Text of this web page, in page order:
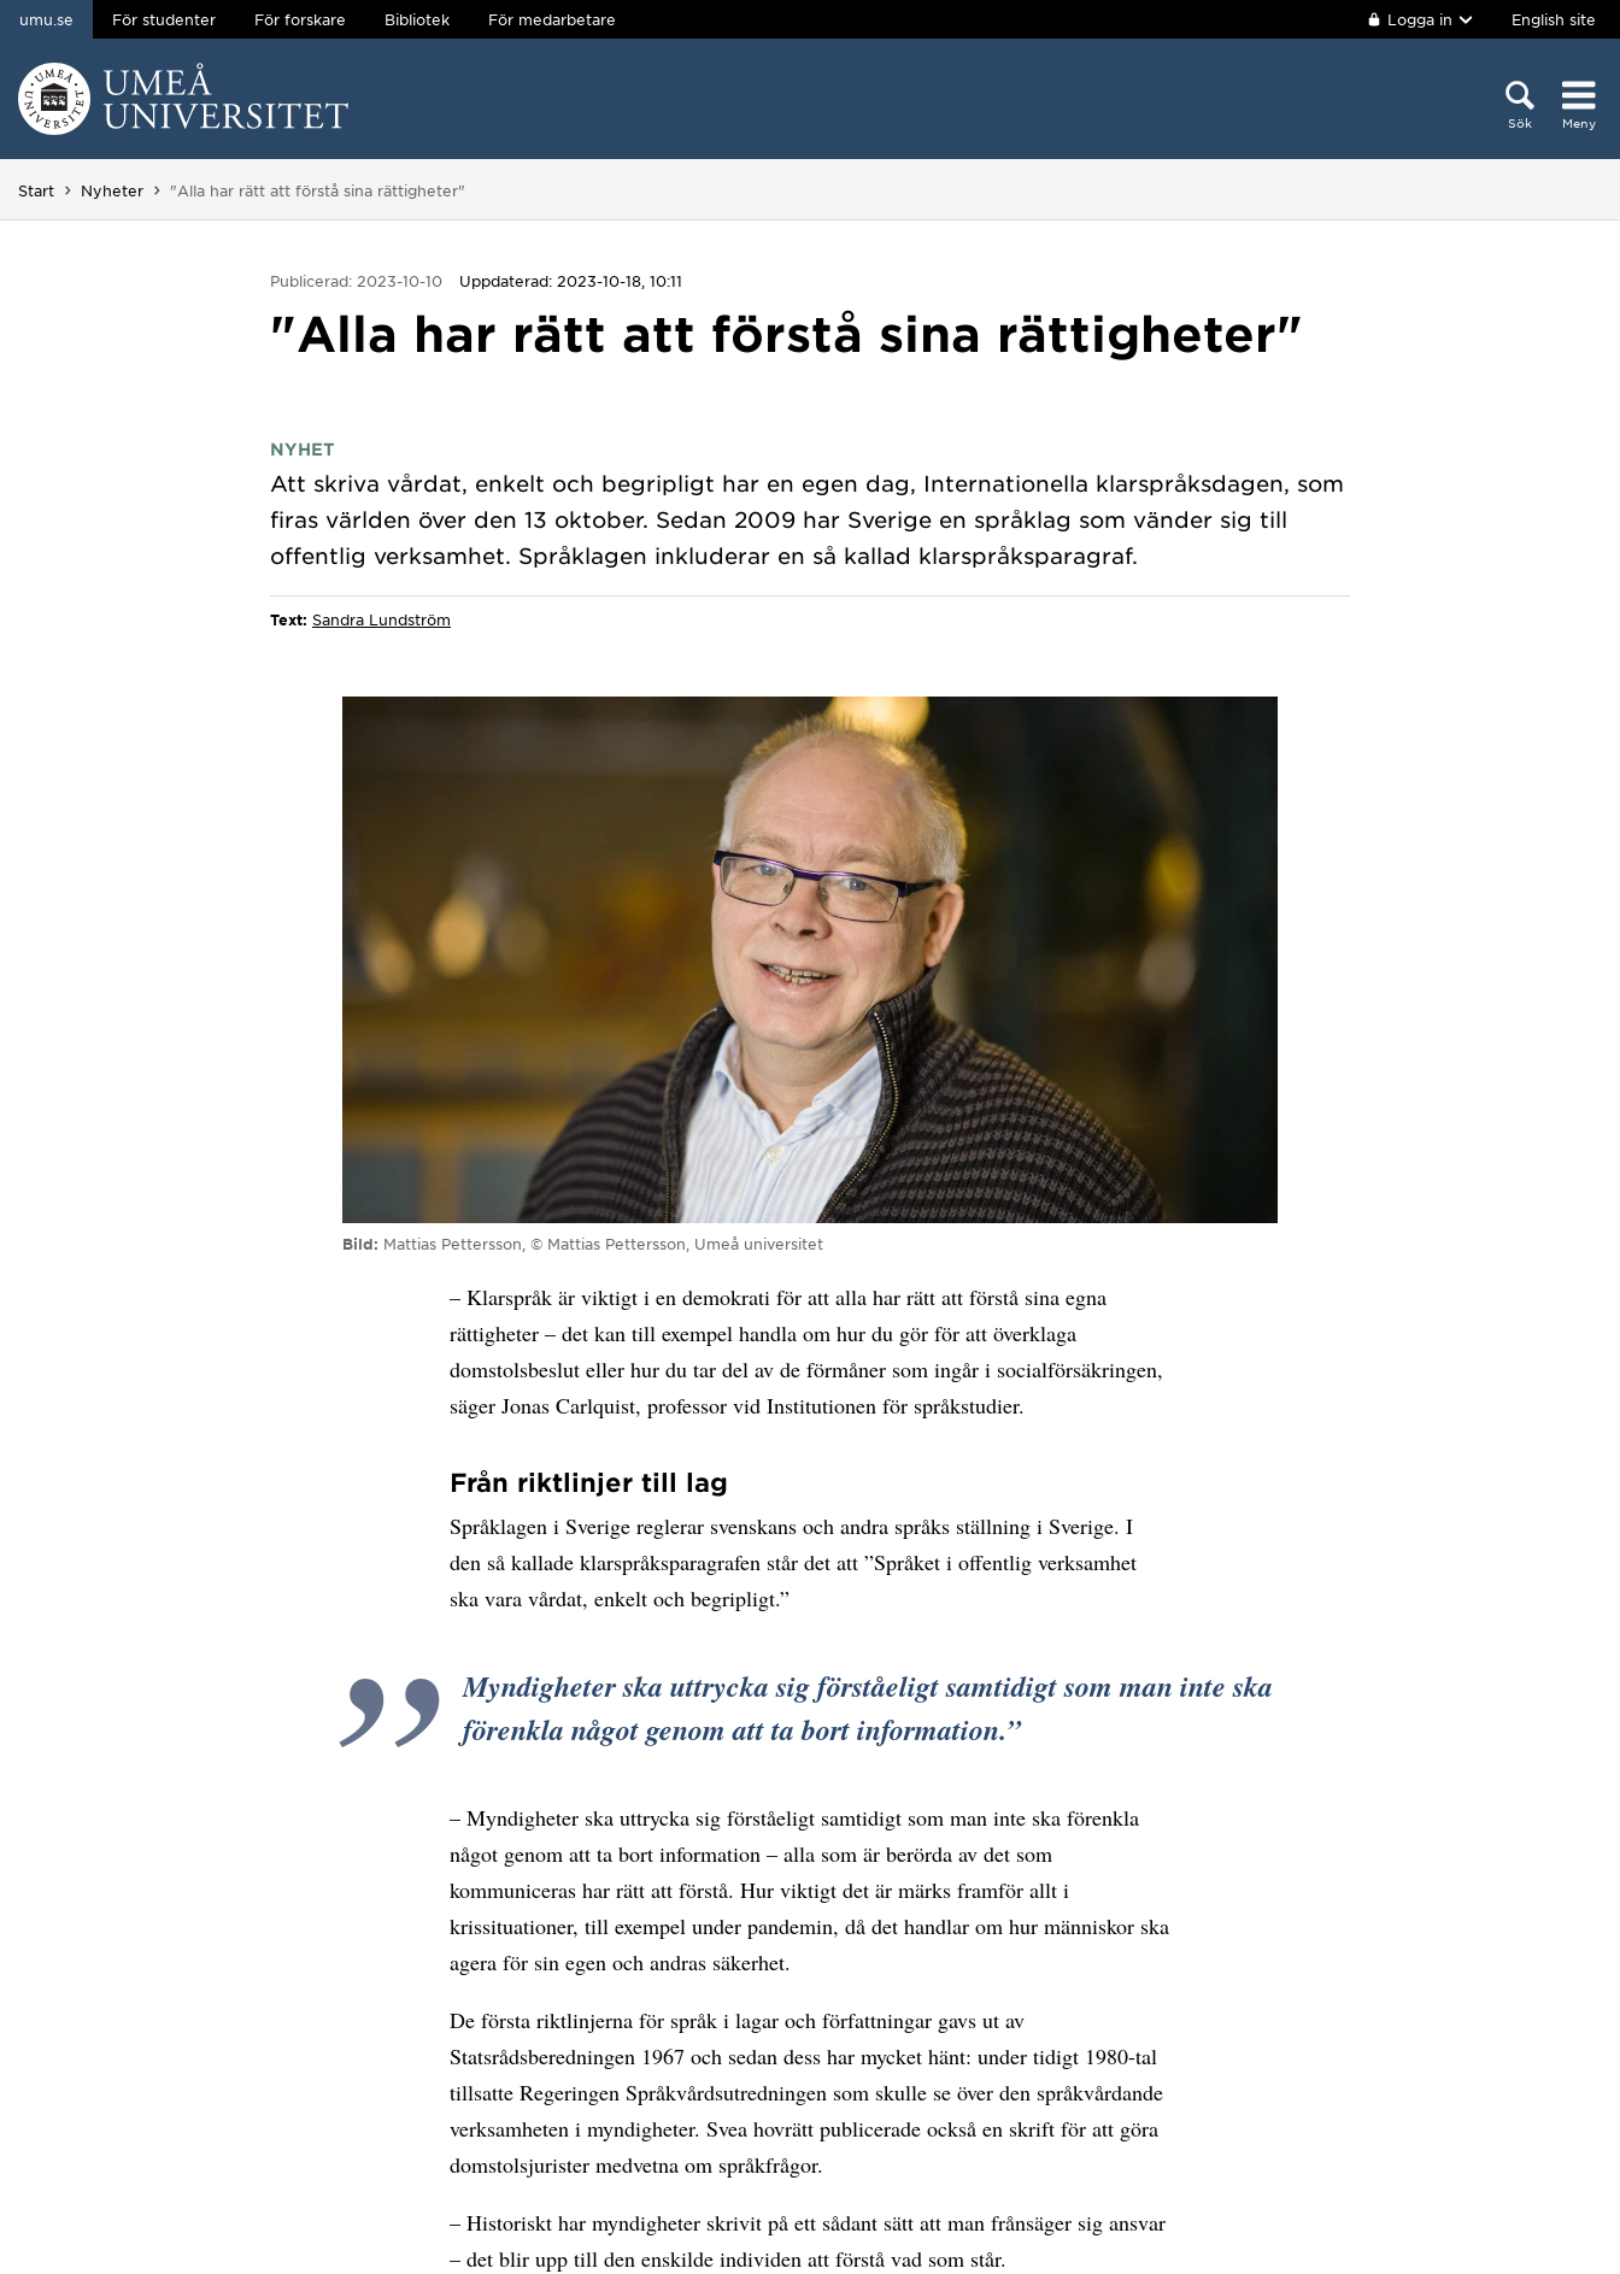
Hoppa direkt till innehållet
umu.se För studenter För forskare Bibliotek För medarbetare Logga in English site
Sök Meny
Start Nyheter Du är här:
"Alla har rätt att förstå sina rättigheter"
Publicerad: 2023-10-10 Uppdaterad: 2023-10-18, 10:11
"Alla har rätt att förstå sina rättigheter"
NYHET
Att skriva vårdat, enkelt och begripligt har en egen dag, Internationella klarspråksdagen, som
firas världen över den 13 oktober. Sedan 2009 har Sverige en språklag som vänder sig till
Text: Sandra Lundström
Bild Mattias Pettersson, © Mattias Pettersson, Umeå universitet
– Klarspråk är viktigt i en demokrati för att alla har rätt att förstå sina egna
rättigheter – det kan till exempel handla om hur du gör för att överklaga
domstolsbeslut eller hur du tar del av de förmåner som ingår i socialförsäkringen,
säger Jonas Carlquist, professor vid Institutionen för språkstudier.
Från riktlinjer till lag
Språklagen i Sverige reglerar svenskans och andra språks ställning i Sverige. I
den så kallade klarspråksparagrafen står det att ”Språket i offentlig verksamhet
ska vara vårdat, enkelt och begripligt.”
Myndigheter ska uttrycka sig förståeligt samtidigt som man inte ska
förenkla något genom att ta bort information.
– Myndigheter ska uttrycka sig förståeligt samtidigt som man inte ska förenkla
något genom att ta bort information – alla som är berörda av det som
kommuniceras har rätt att förstå. Hur viktigt det är märks framför allt i
krissituationer, till exempel under pandemin, då det handlar om hur människor ska
agera för sin egen och andras säkerhet.
De första riktlinjerna för språk i lagar och författningar gavs ut av
Statsrådsberedningen 1967 och sedan dess har mycket hänt: under tidigt 1980-tal
tillsatte Regeringen Språkvårdsutredningen som skulle se över den språkvårdande
verksamheten i myndigheter. Svea hovrätt publicerade också en skrift för att göra
domstolsjurister medvetna om språkfrågor.
– Historiskt har myndigheter skrivit på ett sådant sätt att man frånsäger sig ansvar
– det blir upp till den enskilde individen att förstå vad som står.